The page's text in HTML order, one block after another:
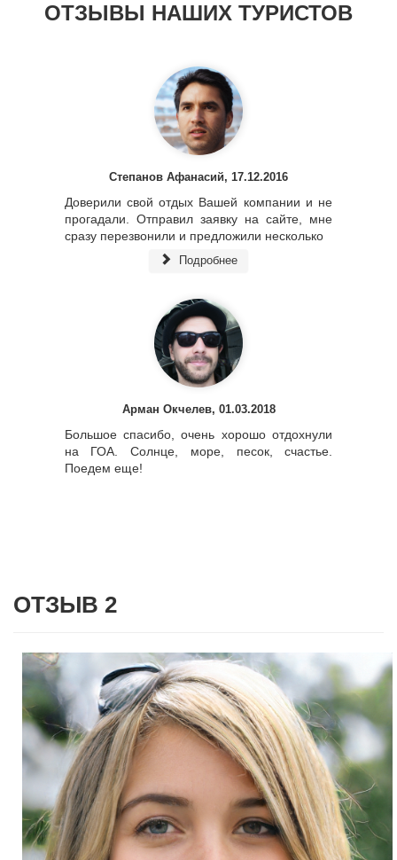
ОТЗЫВЫ НАШИХ ТУРИСТОВ
Степанов Афанасий, 17.12.2016
Доверили свой отдых Вашей компании и не
прогадали. Отправил заявку на сайте, мне
сразу перезвонили и предложили несколько
Подробнее
Арман Окчелев, 01.03.2018
Большое спасибо, очень хорошо отдохнули
на ГОА. Солнце, море, песок, счастье.
Поедем еще!
ОТЗЫВ 2